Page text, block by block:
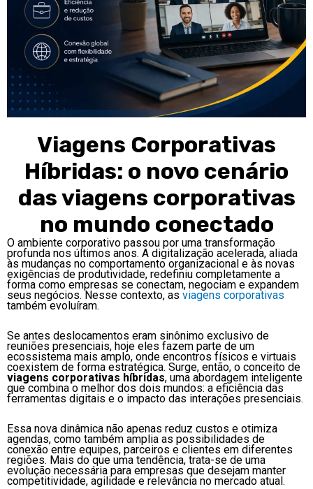
Viagens Corporativas
Híbridas: o novo cenário
das viagens corporativas
no mundo conectado
O ambiente corporativo passou por uma transformação
profunda nos últimos anos. A digitalização acelerada, aliada
às mudanças no comportamento organizacional e às novas
exigências de produtividade, redefiniu completamente a
forma como empresas se conectam, negociam e expandem
seus negócios. Nesse contexto, as viagens corporativas
também evoluíram.
Se antes deslocamentos eram sinônimo exclusivo de
reuniões presenciais, hoje eles fazem parte de um
ecossistema mais amplo, onde encontros físicos e virtuais
coexistem de forma estratégica. Surge, então, o conceito de
viagens corporativas híbridas, uma abordagem inteligente
que combina o melhor dos dois mundos: a eficiência das
ferramentas digitais e o impacto das interações presenciais.
Essa nova dinâmica não apenas reduz custos e otimiza
agendas, como também amplia as possibilidades de
conexão entre equipes, parceiros e clientes em diferentes
regiões. Mais do que uma tendência, trata-se de uma
evolução necessária para empresas que desejam manter
competitividade, agilidade e relevância no mercado atual.